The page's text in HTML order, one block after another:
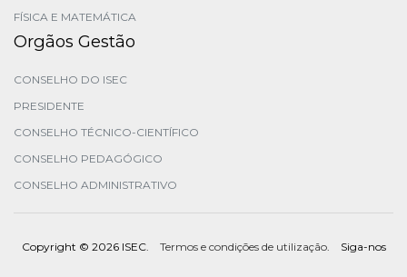
FÍSICA E MATEMÁTICA
Orgãos Gestão
CONSELHO DO ISEC
PRESIDENTE
CONSELHO TÉCNICO-CIENTÍFICO
CONSELHO PEDAGÓGICO
CONSELHO ADMINISTRATIVO
Copyright © 2026 ISEC. Termos e condições de utilização. Siga-nos